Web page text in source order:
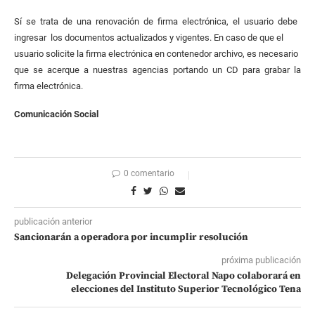
Sí se trata de una renovación de firma electrónica, el usuario debe
ingresar los documentos actualizados y vigentes. En caso de que el
usuario solicite la firma electrónica en contenedor archivo, es necesario
que se acerque a nuestras agencias portando un CD para grabar la
firma electrónica.
Comunicación Social
0 comentario
publicación anterior
Sancionarán a operadora por incumplir resolución
próxima publicación
Delegación Provincial Electoral Napo colaborará en
elecciones del Instituto Superior Tecnológico Tena